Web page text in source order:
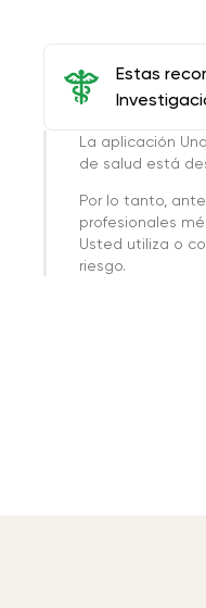
Estas
La aplicación
de salud está
Por lo tanto,
profesionales
Usted utiliza o
riesgo.